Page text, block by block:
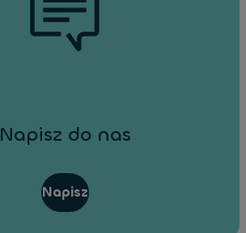
Napisz do nas
Napisz